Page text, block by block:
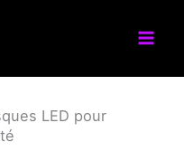
LED pour